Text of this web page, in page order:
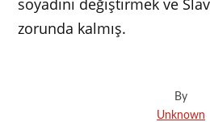
soyadını değiştirmek ve
zorunda kalmış.
By
Unknown